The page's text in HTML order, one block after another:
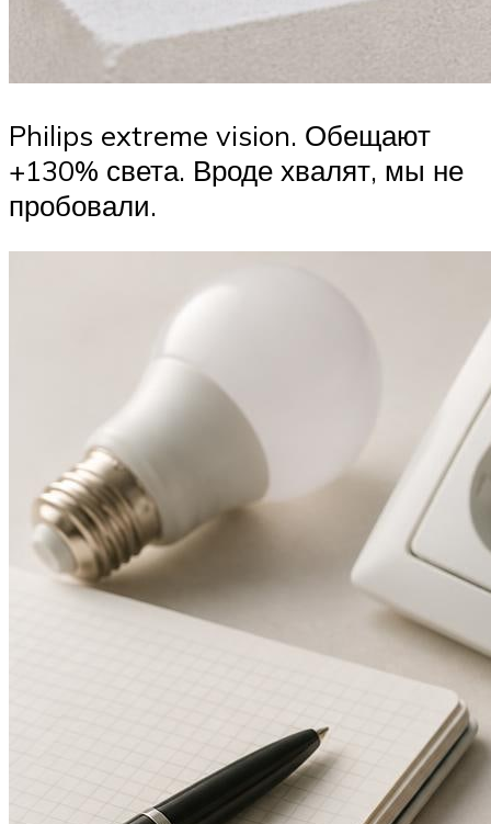
Philips extreme vision. Обещают
+130% света. Вроде хвалят, мы не
пробовали.